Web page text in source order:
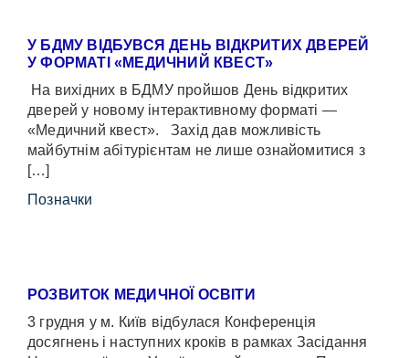
У БДМУ ВІДБУВСЯ ДЕНЬ ВІДКРИТИХ ДВЕРЕЙ
У ФОРМАТІ «МЕДИЧНИЙ КВЕСТ»
На вихідних в БДМУ пройшов День відкритих
дверей у новому інтерактивному форматі —
«Медичний квест». Захід дав можливість
майбутнім абітурієнтам не лише ознайомитися з
[…]
Позначки
РОЗВИТОК МЕДИЧНОЇ ОСВІТИ
3 грудня у м. Київ відбулася Конференція
досягнень і наступних кроків в рамках Засідання